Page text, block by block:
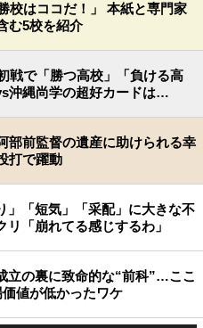
校はココだ！」 本紙と専門家
む5校を紹介
戦で「勝つ高校」「負ける高
沖縄尚学の超好カードは…
部前監督の遺産に助けられる幸
打で躍動
」「短気」「采配」に大きな不
「崩れてる感じするわ」
立の裏に致命的な“前科”…ここ
値が低かったワケ